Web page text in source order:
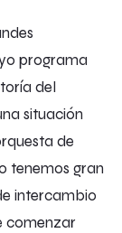
programa
del
situación
de
tenemos gran
intercambio
comenzar